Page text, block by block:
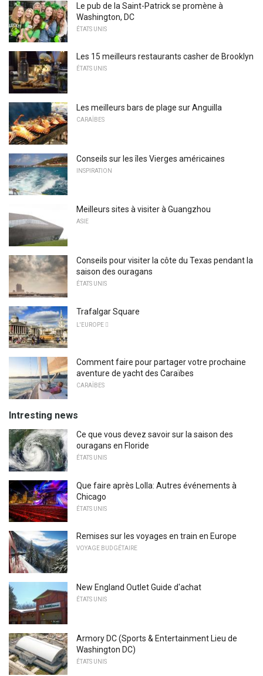
Le pub de la Saint-Patrick se promène à
Washington, DC
ÉTATS UNIS
Les 15 meilleurs restaurants casher de Brooklyn
ÉTATS UNIS
Les meilleurs bars de plage sur Anguilla
CARAÏBES
Conseils sur les îles Vierges américaines
INSPIRATION
Meilleurs sites à visiter à Guangzhou
ASIE
Conseils pour visiter la côte du Texas pendant la
saison des ouragans
ÉTATS UNIS
Trafalgar Square
L'EUROPE 
Comment faire pour partager votre prochaine
aventure de yacht des Caraïbes
CARAÏBES
Intresting news
Ce que vous devez savoir sur la saison des
ouragans en Floride
ÉTATS UNIS
Que faire après Lolla: Autres événements à
Chicago
ÉTATS UNIS
Remises sur les voyages en train en Europe
VOYAGE BUDGÉTAIRE
New England Outlet Guide d'achat
ÉTATS UNIS
Armory DC (Sports & Entertainment Lieu de
Washington DC)
ÉTATS UNIS